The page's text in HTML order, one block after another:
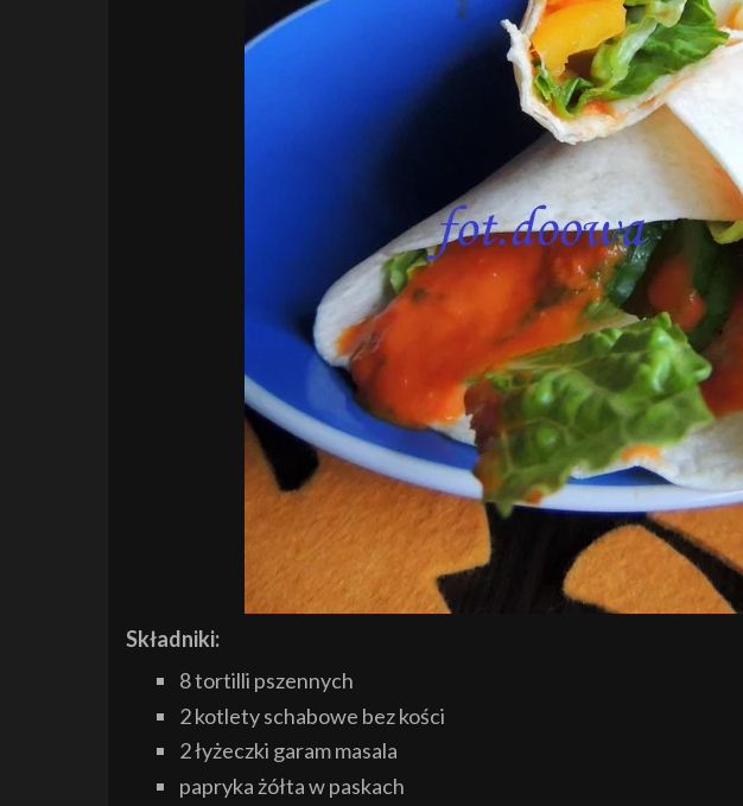
Składniki:
8 tortilli pszennych
2 kotlety schabowe bez kości
2 łyżeczki garam masala
papryka żółta w paskach